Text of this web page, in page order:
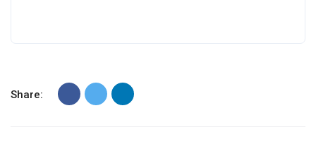
Share: